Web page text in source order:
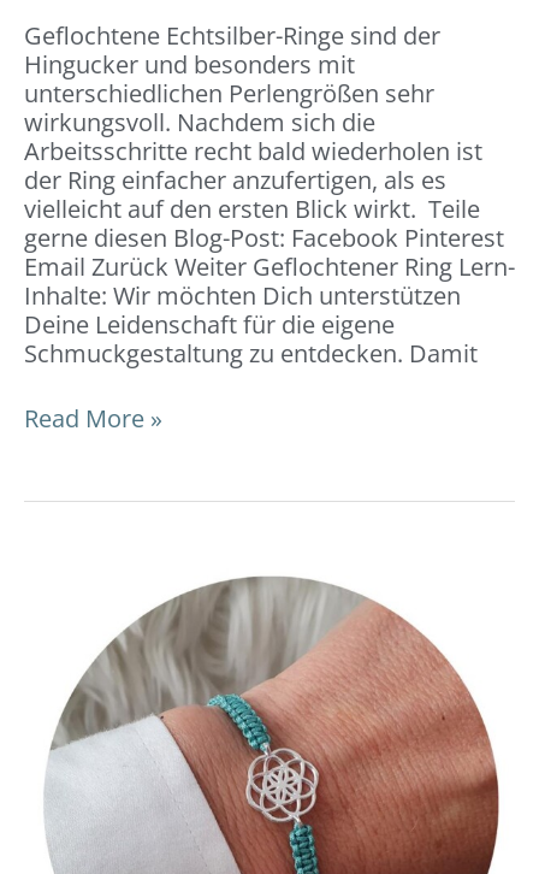
Geflochtene Echtsilber-Ringe sind der
Hingucker und besonders mit
unterschiedlichen Perlengrößen sehr
wirkungsvoll. Nachdem sich die
Arbeitsschritte recht bald wiederholen ist
der Ring einfacher anzufertigen, als es
vielleicht auf den ersten Blick wirkt. Teile
gerne diesen Blog-Post: Facebook Pinterest
Email Zurück Weiter Geflochtener Ring Lern-
Inhalte: Wir möchten Dich unterstützen
Deine Leidenschaft für die eigene
Schmuckgestaltung zu entdecken. Damit
Read More »
Schmuckverbinder:
Video-
Anleitung
und